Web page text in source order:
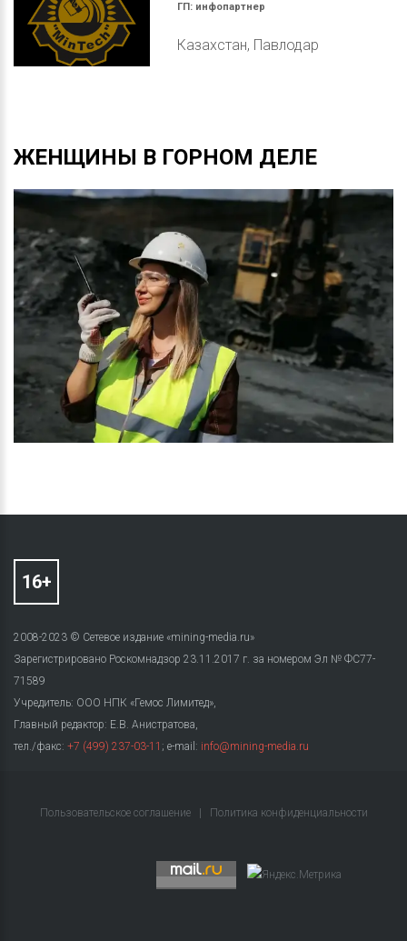
ГП: инфопартнер
Казахстан, Павлодар
ЖЕНЩИНЫ В ГОРНОМ ДЕЛЕ
2008-2023 © Сетевое издание «mining-media.ru»
Зарегистрировано Роскомнадзор 23.11.2017 г. за номером Эл № ФС77-
71589
Учредитель: ООО НПК «Гемос Лимитед»,
Главный редактор: Е.В. Анистратова,
тел./факс: +7 (499) 237-03-11 ; e-mail: info@mining-media.ru
Пользовательское соглашение Политика конфиденциальности